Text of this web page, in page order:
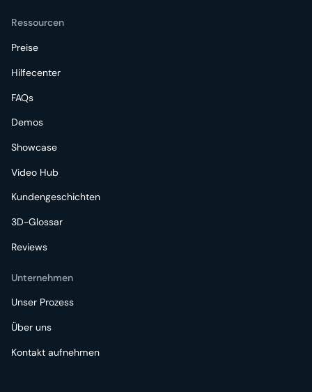
Ressourcen
Preise
Hilfecenter
FAQs
Demos
Showcase
Video Hub
Kundengeschichten
3D-Glossar
Reviews
Unternehmen
Unser Prozess
Über uns
Kontakt aufnehmen